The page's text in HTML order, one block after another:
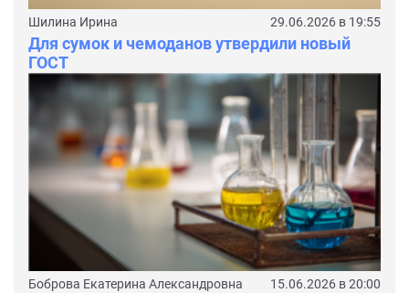
Шилина Ирина 29.06.2026 в 19:55
Для сумок и чемоданов утвердили новый
ГОСТ
Боброва Екатерина Александровна 15.06.2026 в 20:00